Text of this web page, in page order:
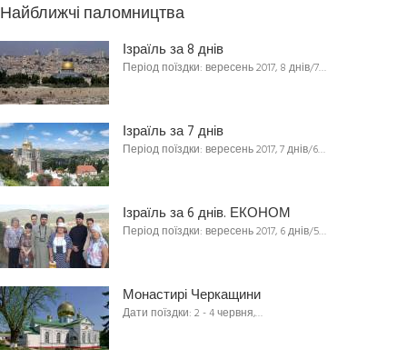
Найближчі паломництва
Ізраїль за 8 днів
Період поїздки: вересень 2017, 8 днів/7…
Ізраїль за 7 днів
Період поїздки: вересень 2017, 7 днів/6…
Ізраїль за 6 днів. ЕКОНОМ
Період поїздки: вересень 2017, 6 днів/5…
Монастирі Черкащини
Дати поїздки: 2 - 4 червня,…